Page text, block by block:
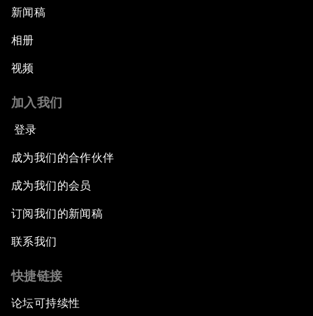
新闻稿
相册
视频
加入我们
登录
成为我们的合作伙伴
成为我们的会员
订阅我们的新闻稿
联系我们
快捷链接
论坛可持续性